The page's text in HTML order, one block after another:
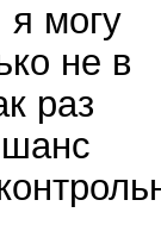
я могу
не в
раз